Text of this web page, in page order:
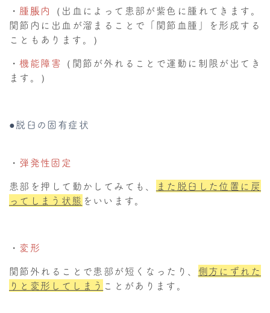
・ 腫脹内
（出血によって患部が紫色に腫れてきます。
関節内に出血が溜まることで「関節血腫」を形成する
こともあります。）
・機能障害 （関節が外れることで運動に制限が出てき
ます。）
●脱臼の固有症状
・ 弾発性固定
患部を押して動かしてみても、
また脱臼した位置に戻
ってしまう状態 をいいます。
・ 変形
関節外れることで患部が短くなったり、 側方にずれた
りと変形してしまう ことがあります。